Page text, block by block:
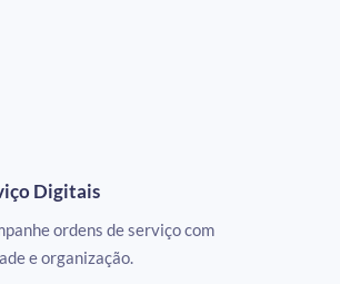
Digitais
ordens de serviço com
e organização.